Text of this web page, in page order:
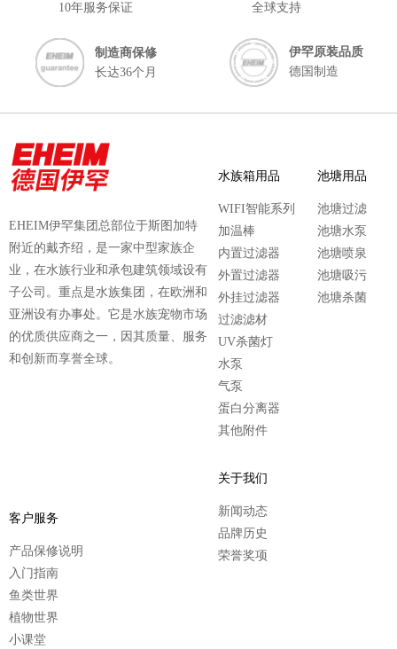
10年服务保证
全球支持
制造商保修
长达36个月
伊罕原装品质
德国制造
EHEIM伊罕集团总部位于斯图加特
附近的戴齐绍，是一家中型家族企
业，在水族行业和承包建筑领域设有
子公司。重点是水族集团，在欧洲和
亚洲设有办事处。它是水族宠物市场
的优质供应商之一，因其质量、服务
和创新而享誉全球。
水族箱用品
WIFI智能系列
加温棒
内置过滤器
外置过滤器
外挂过滤器
过滤滤材
UV杀菌灯
水泵
气泵
蛋白分离器
其他附件
池塘用品
池塘过滤
池塘水泵
池塘喷泉
池塘吸污
池塘杀菌
客户服务
产品保修说明
入门指南
鱼类世界
植物世界
小课堂
关于我们
新闻动态
品牌历史
荣誉奖项